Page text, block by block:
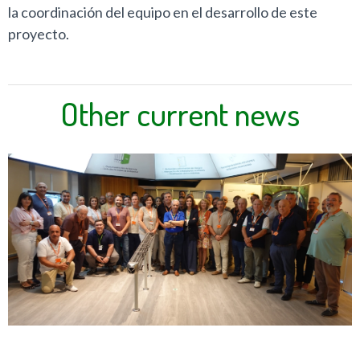
la coordinación del equipo en el desarrollo de este
proyecto.
Other current news